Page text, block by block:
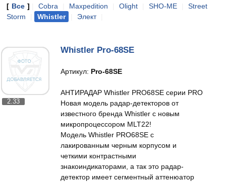
[ Все ] Cobra Maxpedition Olight SHO-ME
Street
Storm
Whistler Элект
2.33
Whistler Pro-68SE
Артикул: Pro-68SE
АНТИРАДАР Whistler PRO68SE серии PRO
Новая модель радар-детекторов от
известного бренда Whistler с новым
микропроцессором MLT22!
Модель Whistler PRO68SE с
лакированным черным корпусом и
четкими контрастными
знакоиндикаторами, а так это радар-
детектор имеет сегментный аттенюатор